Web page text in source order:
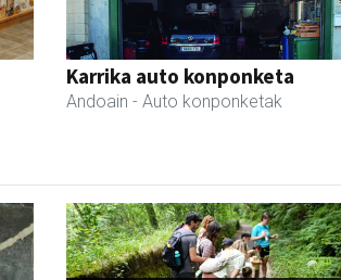
Karrika auto konponketa
Andoain - Auto konponketak